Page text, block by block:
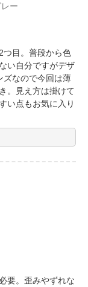
ー
つ目。普段から色
い自分ですがデザ
ズなので今回は薄
。見え方は掛けて
い点もお気に入り
要。歪みやずれな